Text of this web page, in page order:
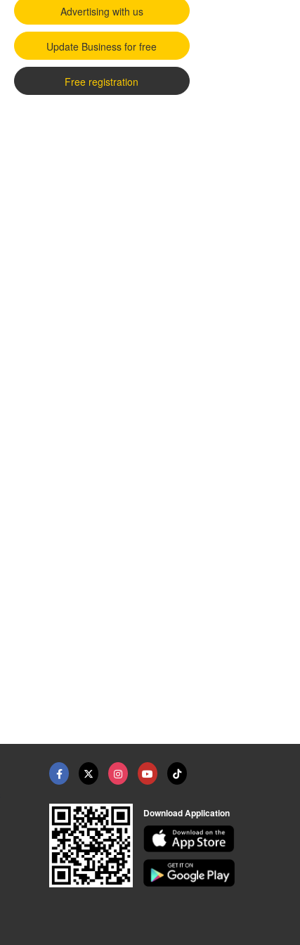
Advertising with us
Update Business for free
Free registration
Download Application